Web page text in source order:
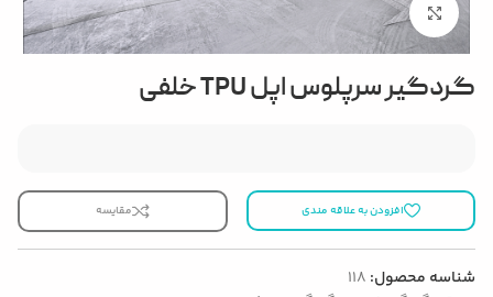
بزرگنمایی تصویر
گردگیر سرپلوس اپل TPU خلفی
افزودن به علاقه مندی مقایسه
شناسه محصول: 118